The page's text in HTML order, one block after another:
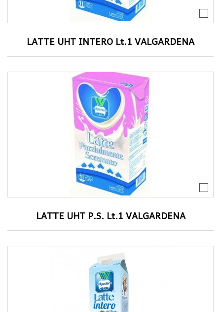
LATTE UHT INTERO Lt.1 VALGARDENA
LATTE UHT P.S. Lt.1 VALGARDENA